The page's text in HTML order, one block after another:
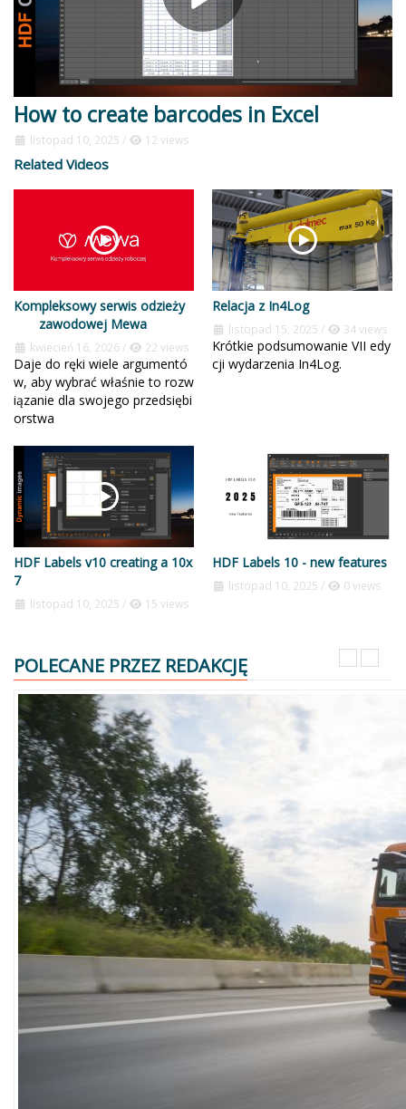
How to create barcodes in Excel
listopad 10, 2025 / 12 views
Related Videos
Kompleksowy serwis odzieży
zawodowej Mewa
kwiecień 16, 2026/ 22 views
Daje do ręki wiele argumentó
w, aby wybrać właśnie to rozw
iązanie dla swojego przedsiębi
orstwa
Relacja z In4Log
listopad 15, 2025 / 34 views
Krótkie podsumowanie VII edy
cji wydarzenia In4Log.
HDF Labels v10 creating a 10x
7
listopad 10, 2025 / 15 views
HDF Labels 10 - new features
listopad 10, 2025 / 0 views
POLECANE PRZEZ REDAKCJĘ